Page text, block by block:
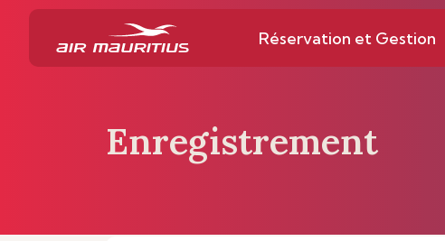
Réservation et Gestion
Enregistrement